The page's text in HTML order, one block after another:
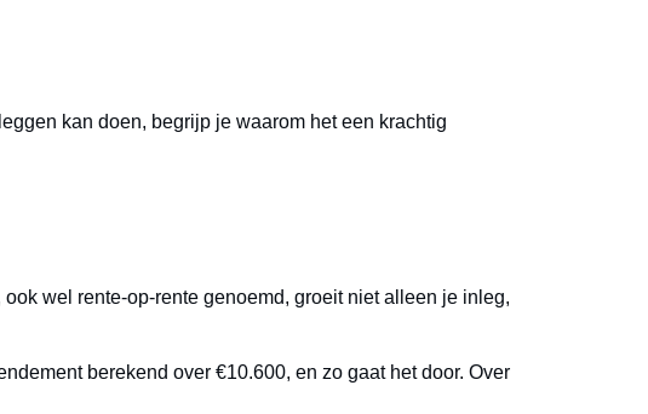
kan doen, begrijp je waarom het een krachtig
wel rente-op-rente genoemd, groeit niet alleen je inleg,
berekend over €10.600, en zo gaat het door. Over